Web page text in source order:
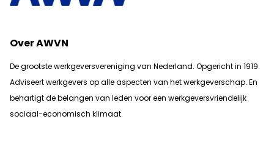
Over AWVN
De grootste werkgeversvereniging van Nederland. Opgericht in 1919.
Adviseert werkgevers op alle aspecten van het werkgeverschap. En
behartigt de belangen van leden voor een werkgeversvriendelijk
sociaal-economisch klimaat.